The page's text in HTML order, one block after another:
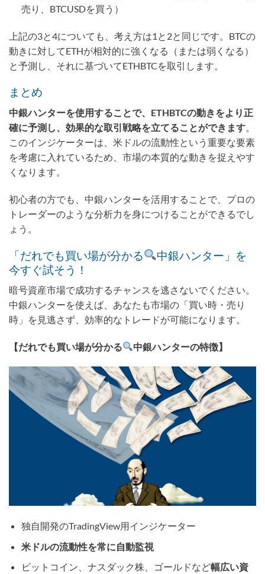
売り、BTCUSDを買う）
上記の3と4についても、考え方は1と2と同じです。BTCの
動きに対してETHが相対的に強くなる（または弱くなる）
と予測し、それに基づいてETHBTCを取引します。
まとめ
中銀ハンターを使用することで、ETHBTCの動きをより正
確に予測し、効果的な取引戦略を立てることができます。
このインジケーターは、米ドルの流動性という重要な要素
を考慮に入れているため、市場の本質的な動きを捉えやす
くなります。
初心者の方でも、中銀ハンターを活用することで、プロの
トレーダーのような分析力を身につけることができるでし
ょう。
「だれでも買い場が分かる
中銀ハンター」を
今すぐ試そう！
暗号資産市場で成功するチャンスを逃さないでください。
中銀ハンターを使えば、あなたも市場の「買い時・売り
時」を見逃さず、効率的なトレードが可能になります。
【だれでも買い場が分かる 中銀ハンターの特徴】
独自開発のTradingView用インジケーター
米ドルの流動性を常に自動監視
ビットコイン、ナスダック株、ゴールドなど幅広い資